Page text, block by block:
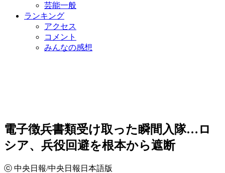
芸能一般
ランキング
アクセス
コメント
みんなの感想
電子徴兵書類受け取った瞬間入隊…ロ
シア、兵役回避を根本から遮断
ⓒ 中央日報/中央日報日本語版